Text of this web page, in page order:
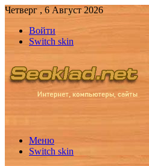
Четверг , 6 Август 2026
Войти
Switch skin
Меню
Switch skin